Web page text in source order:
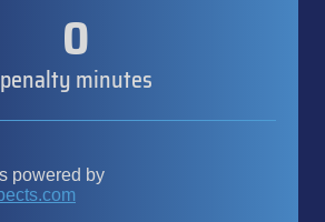
0
penalty minutes